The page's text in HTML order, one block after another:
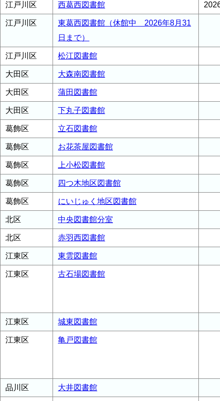
江戸川区 西葛西図書館
江戸川区
東葛西図書館（休館中 2026年8月31
日まで）
江戸川区 松江図書館
大田区 大森南図書館
大田区 蒲田図書館
大田区 下丸子図書館
葛飾区 立石図書館
葛飾区 お花茶屋図書館
葛飾区 上小松図書館
葛飾区 四つ木地区図書館
葛飾区 にいじゅく地区図書館
北区 中央図書館分室
北区 赤羽西図書館
江東区 東雲図書館
江東区 古石場図書館
江東区 城東図書館
江東区 亀戸図書館
品川区 大井図書館